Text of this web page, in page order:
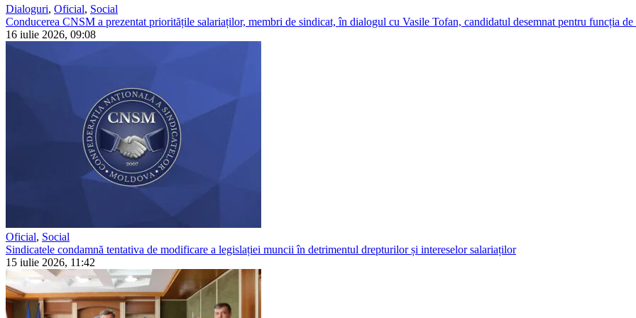
Dialoguri, Oficial, Social
Conducerea CNSM a prezentat prioritățile salariaților, membri de sindicat, în dialogul cu Vasile Tofan, candidatul desemnat pentru funcția
16 iulie 2026, 09:08
Oficial, Social
Sindicatele condamnă tentativa de modificare a legislației muncii în detrimentul drepturilor și intereselor salariaților
15 iulie 2026, 11:42